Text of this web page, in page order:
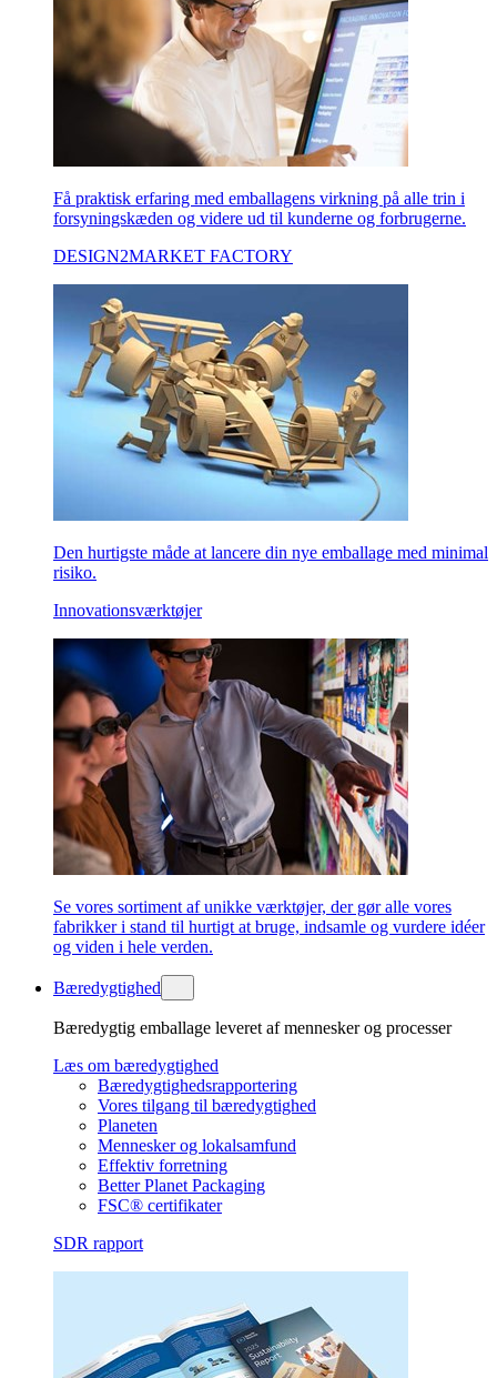
Få praktisk erfaring med emballagens virkning på alle trin i
forsyningskæden og videre ud til kunderne og forbrugerne.
DESIGN2MARKET FACTORY
Den hurtigste måde at lancere din nye emballage med minimal
risiko.
Innovationsværktøjer
Se vores sortiment af unikke værktøjer, der gør alle vores
fabrikker i stand til hurtigt at bruge, indsamle og vurdere idéer
og viden i hele verden.
Bæredygtighed
Bæredygtig emballage leveret af mennesker og processer
Læs om bæredygtighed
Bæredygtighedsrapportering
Vores tilgang til bæredygtighed
Planeten
Mennesker og lokalsamfund
Effektiv forretning
Better Planet Packaging
FSC® certifikater
SDR rapport